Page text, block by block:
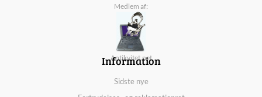
Medlem af:
Antikvitet.net
Information
Sidste nye